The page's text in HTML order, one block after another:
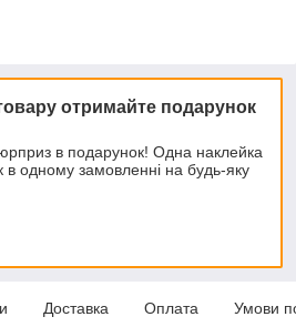
отримайте подарунок
в подарунок! Одна наклейка
в одному замовленні на будь-яку
Доставка Оплата Умови